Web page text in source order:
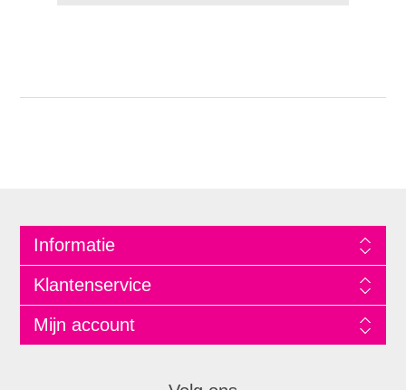
Informatie
Klantenservice
Mijn account